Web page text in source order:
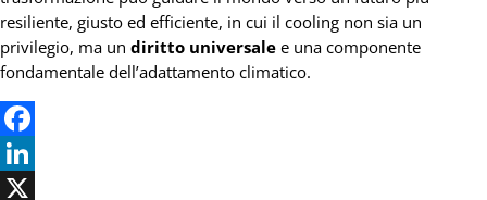
resiliente, giusto ed efficiente, in cui il cooling non sia un
privilegio, ma un diritto universale e una componente
fondamentale dell’adattamento climatico.
Facebook
LinkedIn